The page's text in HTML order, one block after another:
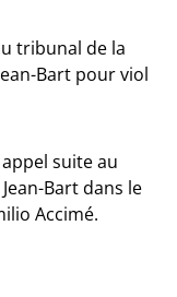
tribunal de la
Bart pour viol
suite au
Bart dans le
Accimé.